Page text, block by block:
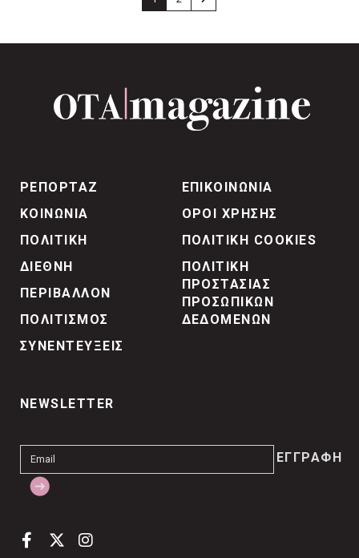
ΡΕΠΟΡΤΑΖ
ΚΟΙΝΩΝΙΑ
ΠΟΛΙΤΙΚΗ
ΔΙΕΘΝΗ
ΠΕΡΙΒΑΛΛΟΝ
ΠΟΛΙΤΙΣΜΟΣ
ΣΥΝΕΝΤΕΥΞΕΙΣ
ΕΠΙΚΟΙΝΩΝΙΑ
ΟΡΟΙ ΧΡΗΣΗΣ
ΠΟΛΙΤΙΚΗ COOKIES
ΠΟΛΙΤΙΚΗ
ΠΡΟΣΤΑΣΙΑΣ
ΠΡΟΣΩΠΙΚΩΝ
ΔΕΔΟΜΕΝΩΝ
NEWSLETTER